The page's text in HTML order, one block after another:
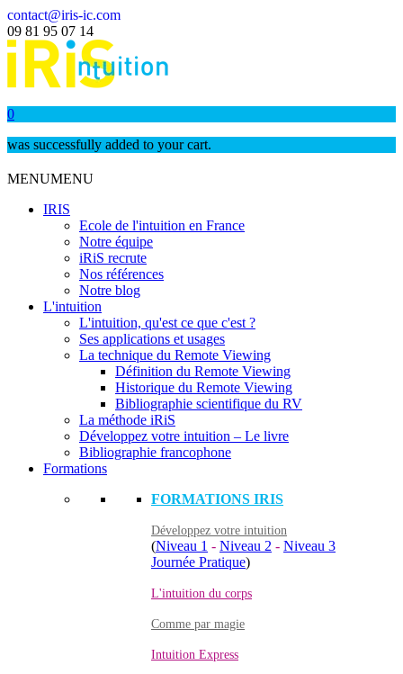
contact@iris-ic.com
09 81 95 07 14
0
was successfully added to your cart.
MENUMENU
IRIS
Ecole de l'intuition en France
Notre équipe
iRiS recrute
Nos références
Notre blog
L'intuition
L'intuition, qu'est ce que c'est ?
Ses applications et usages
La technique du Remote Viewing
Définition du Remote Viewing
Historique du Remote Viewing
Bibliographie scientifique du RV
La méthode iRiS
Développez votre intuition – Le livre
Bibliographie francophone
Formations
FORMATIONS IRIS
Développez votre intuition
(Niveau 1 - Niveau 2 - Niveau 3
Journée Pratique)
L'intuition du corps
Comme par magie
Intuition Express